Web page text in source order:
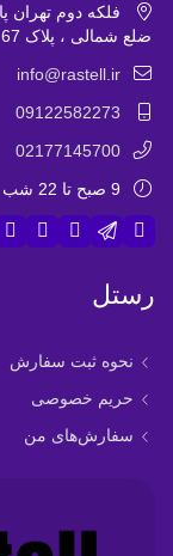
فلکه دوم تهران
ضلع شمالی ، پلاک 67
info@rastell.ir
09122582273
02177145700
9 صبح تا 22 شب
رستل
نحوه ثبت سفارش
حریم خصوصی
سفارش‌های من